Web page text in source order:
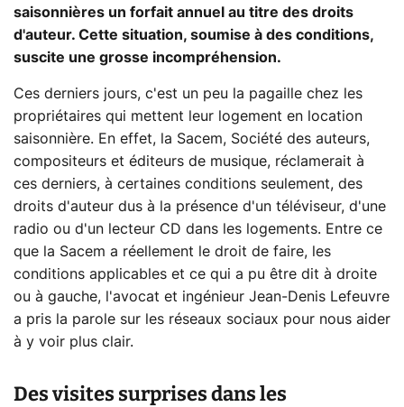
saisonnières un forfait annuel au titre des droits
d'auteur. Cette situation, soumise à des conditions,
suscite une grosse incompréhension.
Ces derniers jours, c'est un peu la pagaille chez les
propriétaires qui mettent leur logement en location
saisonnière. En effet, la Sacem, Société des auteurs,
compositeurs et éditeurs de musique, réclamerait à
ces derniers, à certaines conditions seulement, des
droits d'auteur dus à la présence d'un téléviseur, d'une
radio ou d'un lecteur CD dans les logements. Entre ce
que la Sacem a réellement le droit de faire, les
conditions applicables et ce qui a pu être dit à droite
ou à gauche, l'avocat et ingénieur Jean-Denis Lefeuvre
a pris la parole sur les réseaux sociaux pour nous aider
à y voir plus clair.
Des visites surprises dans les